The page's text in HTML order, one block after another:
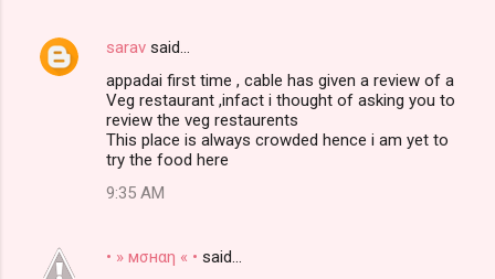
sarav said…
appadai first time , cable has given a review of a
Veg restaurant ,infact i thought of asking you to
review the veg restaurents
This place is always crowded hence i am yet to
try the food here
9:35 AM
• » мσнαη « • said…